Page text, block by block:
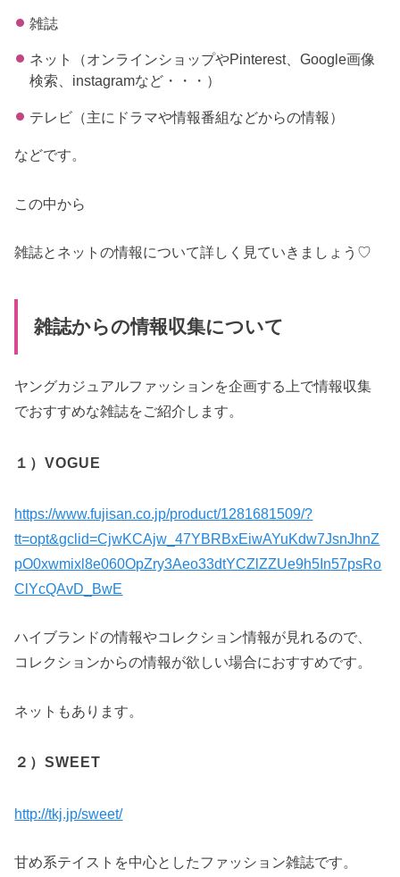
雑誌
ネット（オンラインショップやPinterest、Google画像
検索、instagramなど・・・）
テレビ（主にドラマや情報番組などからの情報）
などです。
この中から
雑誌とネットの情報について詳しく見ていきましょう♡
雑誌からの情報収集について
ヤングカジュアルファッションを企画する上で情報収集
でおすすめな雑誌をご紹介します。
１）VOGUE
https://www.fujisan.co.jp/product/1281681509/?
tt=opt&gclid=CjwKCAjw_47YBRBxEiwAYuKdw7JsnJhnZ
pO0xwmixl8e060OpZry3Aeo33dtYCZlZZUe9h5In57psRo
ClYcQAvD_BwE
ハイブランドの情報やコレクション情報が見れるので、
コレクションからの情報が欲しい場合におすすめです。
ネットもあります。
２）SWEET
http://tkj.jp/sweet/
甘め系テイストを中心としたファッション雑誌です。